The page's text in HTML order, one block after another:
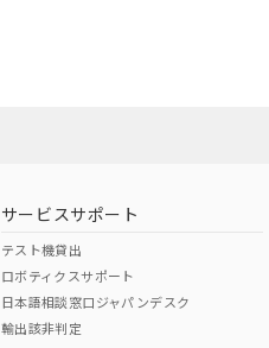
サービスサポート
テスト機貸出
ロボティクスサポート
日本語相談窓口ジャパンデスク
輸出該非判定